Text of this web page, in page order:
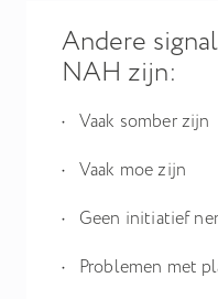
Andere
NAH zijn:
Vaak somber zijn
Vaak moe zijn
Geen initiatief
Problemen met